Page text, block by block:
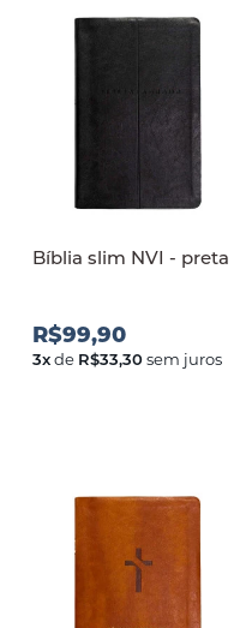
Bíblia slim NVI - preta
R$99,90
3xde R$33,30sem juros